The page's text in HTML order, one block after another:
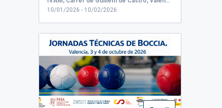
Pública Inteligente".
10/01/2026 - 10/02/2026